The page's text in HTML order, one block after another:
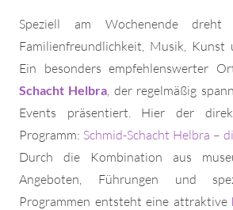
Speziell am Wochenende
Familienfreundlichkeit, Musik, Kunst
Ein besonders empfehlenswerter
Schacht Helbra , der regelmäßig
Events präsentiert. Hier der
Programm: Schmid-Schacht Helbra –
Durch die Kombination aus
Angeboten, Führungen und
Programmen entsteht eine attraktive